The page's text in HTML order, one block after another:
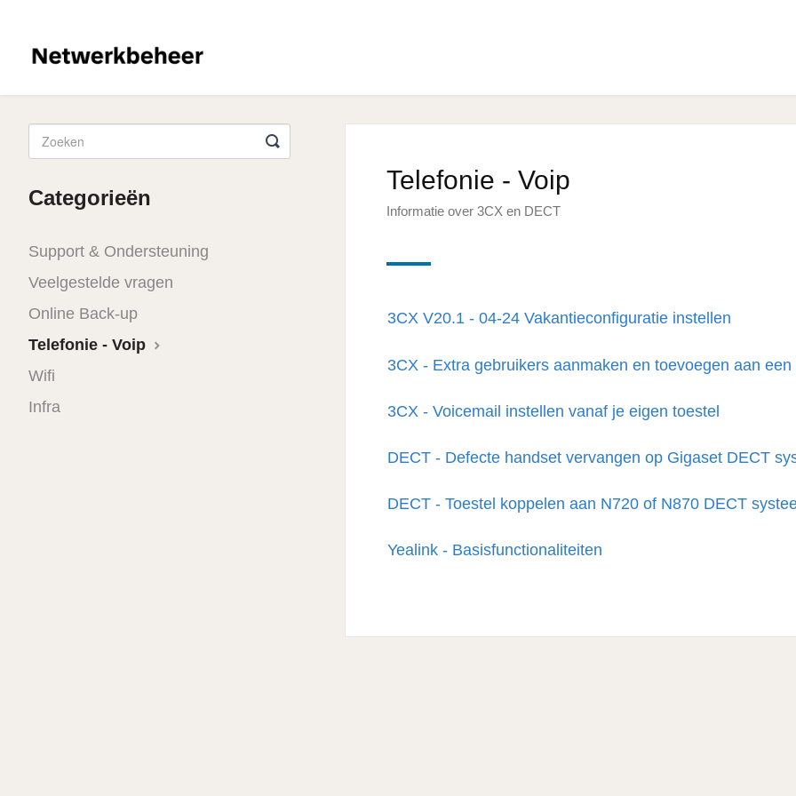
Telefonie - Voip
Informatie over 3CX en DECT
3CX V20.1 - 04-24 Vakantieconfiguratie instellen
3CX - Extra gebruikers aanmaken en toevoegen aan een
3CX - Voicemail instellen vanaf je eigen toestel
DECT - Defecte handset vervangen op Gigaset DECT
DECT - Toestel koppelen aan N720 of N870 DECT
Yealink - Basisfunctionaliteiten
Categorieën
Support & Ondersteuning
Veelgestelde vragen
Online Back-up
Telefonie - Voip
Wifi
Infra